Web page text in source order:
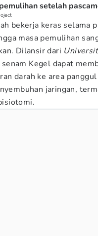
setelah
bekerja keras selama
masa pemulihan
Dilansir dari
senam Kegel dapat
darah ke area
jaringan,